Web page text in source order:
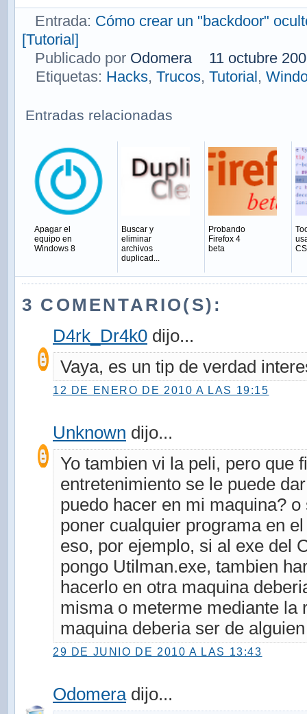
Entrada: Cómo crear un "backdoor"
[Tutorial]
Publicado por Odomera
11 octubre
Etiquetas: Hacks, Trucos, Tutorial,
Entradas relacionadas
Apagar el
equipo en
Windows 8
Buscar y
eliminar
archivos
duplicad...
Probando
Firefox 4
beta
3 COMENTARIO(S):
D4rk_Dr4k0 dijo...
Vaya, es un tip de verdad
12 DE ENERO DE 2010 A LAS 19:15
Unknown dijo...
Yo tambien vi la peli, pero que
entretenimiento se le puede
puedo hacer en mi maquina?
poner cualquier programa en
eso, por ejemplo, si al exe del
pongo Utilman.exe, tambien
hacerlo en otra maquina
misma o meterme mediante la
maquina deberia ser de
29 DE JUNIO DE 2010 A LAS 13:43
Odomeradijo...